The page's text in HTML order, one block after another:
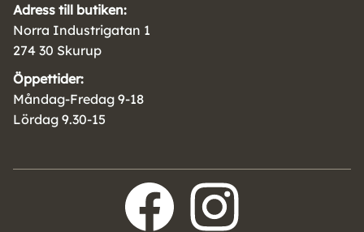
Adress till butiken:
Norra Industrigatan 1
274 30 Skurup
Öppettider:
Måndag-Fredag 9-18
Lördag 9.30-15